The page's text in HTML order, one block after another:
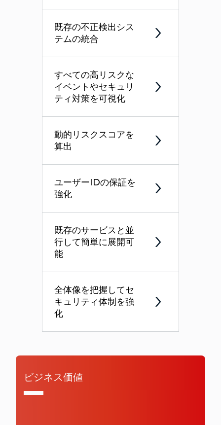
既存の不正検出シス
テムの統合
すべての高リスクな
イベントやセキュリ
ティ対策を可視化
動的リスクスコアを
算出
ユーザーIDの保証を
強化
既存のサービスと並
行して簡単に展開可
能
全体像を把握してセ
キュリティ体制を強
化
ビジネス価値